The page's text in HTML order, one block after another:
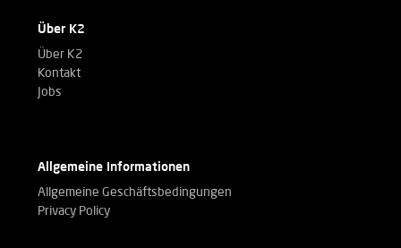
Über K2
Über K2
Kontakt
Jobs
Allgemeine Informationen
Allgemeine Geschäftsbedingungen
Privacy Policy